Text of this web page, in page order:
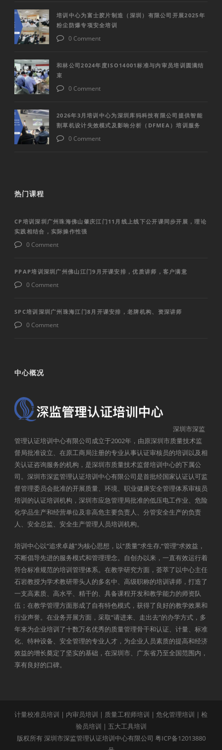
培训中心为富士胶片制造（深圳）有限公司开展2025年
粉尘防爆专项安全培训
0 Comment
和林公司2024年度ISO14001标准与内审员培训圆满结
束
0 Comment
2026年3月培训中心为深圳库犸科技有限公司提供智能
割草机设计失效模式及影响分析（DFMEA）培训服务
0 Comment
热门课程
CP培训深圳广州珠海佛山肇庆江门11月线上线下公开课同步开展，理论
实践相结合，实际操作性强
0 Comment
PPAP培训深圳广州佛山江门9月开课安排，优质讲师，客户满意
0 Comment
SPC培训深圳广州珠海江门8月开课安排，老牌机构、资深讲师
0 Comment
中心概况
深圳市深监
管理认证培训中心有限公司成立于2002年，由原深圳市质量技术监
督局批准设立、在原工商局注册的专业从事认证审核员的培训以及相
关认证咨询服务的机构，是深圳市质量技术监督培训中心的下属公
司。深圳市深监管理认证培训中心有限公司是首批经国家认证认可监
督管理委员会批准的开展质量、环境、职业健康安全管理体系审核员
培训的认证培训机构，深圳市应急管理局批准的低压电工作业、危险
化学品生产和经营单位及非高危主要负责人、分管安全生产的负责
人、安全总监、安全生产管理人员培训机构。
培训中心以“追求卓越”为核心思想，以“质量”求生存,“管理”求效益，
不断倡导先进的服务模式和管理理念。自创办以来，一直有效运行着
符合标准规范的培训管理体系。在教学研究方面，荟萃了以中心主任
石岩教授为学术教研带头人的多名中、高级职称的培训讲师，打造了
一支高素质、高水平、精干的、具备课程开发和教学能力的师资队
伍；在教学管理方面形成了自有特色模式，获得了良好的教学效果和
行业声誉。在业务开展方面，采取“请进来、走出去”的办学方式，多
年来为企业培训了十数万名优秀的质量管理骨干和认证、计量、标准
化、特种设备、安全管理的专业人才，为企业人员素质的提高和经济
效益的增长奠定了坚实的基础，在深圳市、广东省乃至全国范围内，
享有良好的口碑。
计量校准员培训 | 内审员培训 | 质量工程师培训 | 危化管理培训 | 检
验员培训 | 五大工具培训
版权所有 深圳市深监管理认证培训中心有限公司 粤ICP备12013880